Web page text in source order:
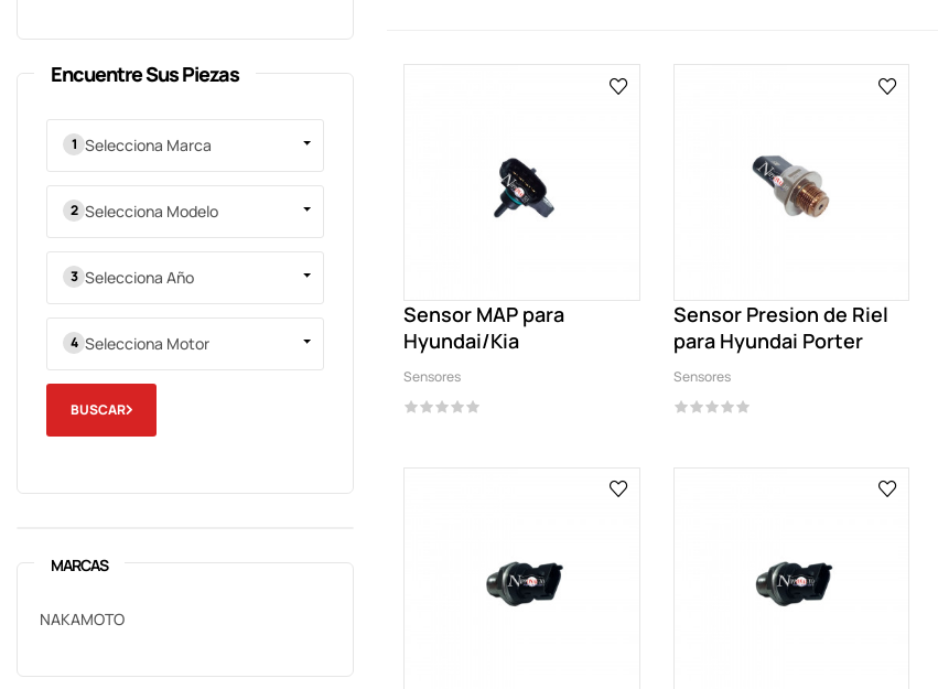
Encuentre Sus Piezas
Selecciona Marca
Selecciona Modelo
Selecciona Año
Selecciona Motor
BUSCAR
MARCAS
NAKAMOTO
Sensor MAP para
Hyundai/Kia
Sensores
Sensor Presion de Riel
para Hyundai Porter
Sensores